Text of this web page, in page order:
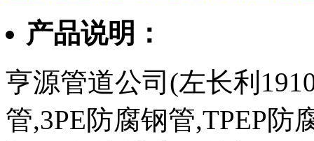
产品说明：
亨源管道公司(左长利
管,3PE防腐钢管,TPEP